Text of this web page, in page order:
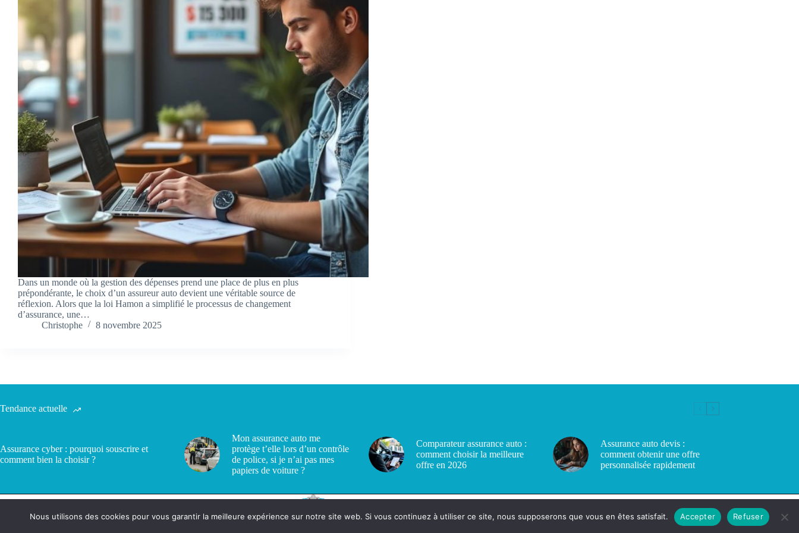
Dans un monde où la gestion des dépenses prend une place de plus en plus
prépondérante, le choix d’un assureur auto devient une véritable source de
réflexion. Alors que la loi Hamon a simplifié le processus de changement
d’assurance, une…
Christophe
8 novembre 2025
Tendance actuelle
Assurance cyber : pourquoi souscrire et
comment bien la choisir ?
Mon assurance auto me
protège t’elle lors d’un contrôle
de police, si je n’ai pas mes
papiers de voiture ?
Comparateur assurance auto :
comment choisir la meilleure
offre en 2026
Assurance auto devis :
comment obtenir une offre
personnalisée rapidement
Copyright © 2026 - cc-ba.com
Nous utilisons des cookies pour vous garantir la meilleure expérience sur notre site web. Si vous continuez à utiliser ce site, nous supposerons que vous en êtes satisfait. Accepter Refuser